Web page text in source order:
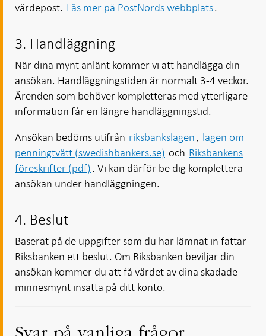
värdepost. Läs mer på PostNords webbplats.
3. Handläggning
När dina mynt anlänt kommer vi att handlägga din
ansökan. Handläggningstiden är normalt 3-4 veckor.
Ärenden som behöver kompletteras med ytterligare
information får en längre handläggningstid.
Ansökan bedöms utifrån riksbankslagen, lagen om
penningtvätt (swedishbankers.se) och Riksbankens
föreskrifter (pdf). Vi kan därför be dig komplettera
ansökan under handläggningen.
4. Beslut
Baserat på de uppgifter som du har lämnat in fattar
Riksbanken ett beslut. Om Riksbanken beviljar din
ansökan kommer du att få värdet av dina skadade
minnesmynt insatta på ditt konto.